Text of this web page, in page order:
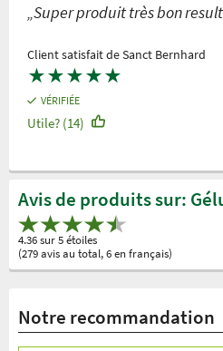
„Super produit très bon
Client satisfait de Sanct Bernhard
★★★★★
VÉRIFIÉE
Utile? (14)
Avis de produits sur:
4.36 sur 5 étoiles
(279 avis au total, 6 en français)
Notre recommandation